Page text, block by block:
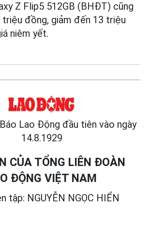
Z Flip5 512GB (BHĐT) cũng
đồng, giảm đến 13 triệu
niêm yết.
Lao Động đầu tiên vào ngày
14.8.1929
CỦA TỔNG LIÊN ĐOÀN
ĐỘNG VIỆT NAM
tập: NGUYỄN NGỌC HIỂN